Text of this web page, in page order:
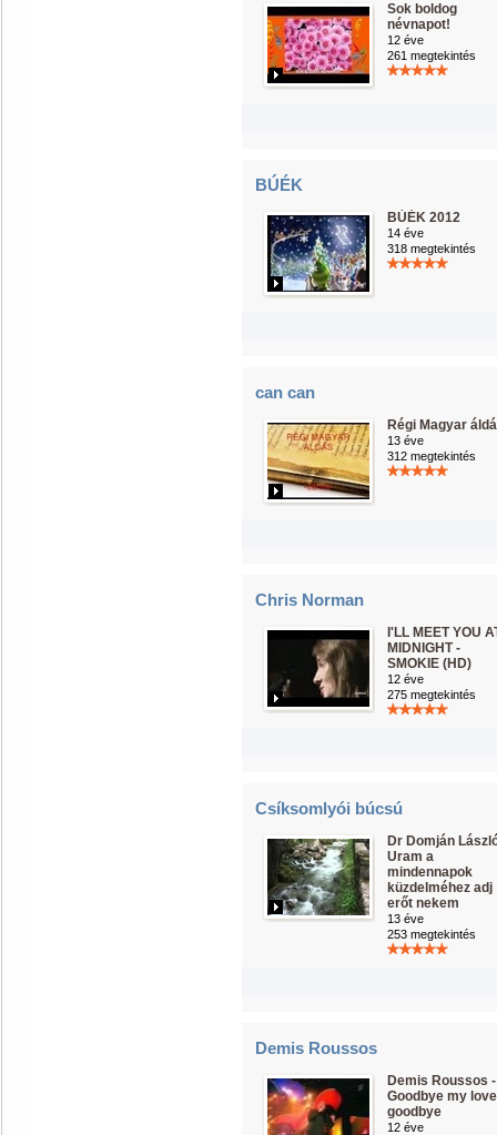
Sok boldog
névnapot!
12 éve
261 megtekintés
BÚÉK
BÚÉK 2012
14 éve
318 megtekintés
can can
Régi Magyar
13 éve
312 megtekintés
Chris Norman
I'LL MEET YOU
MIDNIGHT -
SMOKIE (HD)
12 éve
275 megtekintés
Csíksomlyói búcsú
Dr Domján
Uram a
mindennapok
küzdelméhez adj
erőt nekem
13 éve
253 megtekintés
Demis Roussos
Demis Roussos -
Goodbye my love
goodbye
12 éve